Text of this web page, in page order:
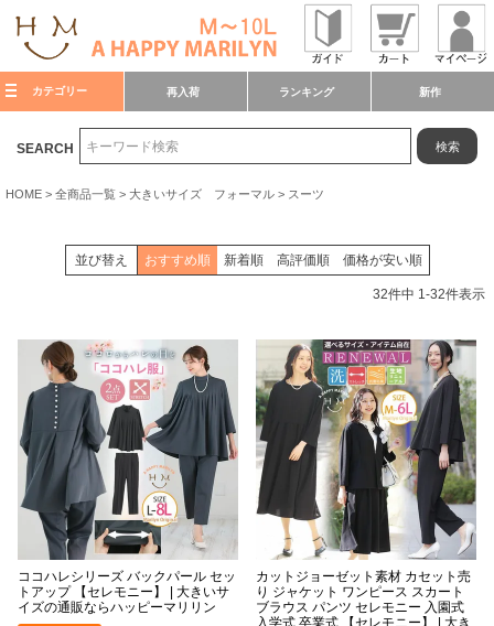
カテゴリー 再入荷 ランキング 新作
SEARCH 検索
HOME 全商品一覧 大きいサイズ フォーマル スーツ
並び替え おすすめ順 新着順 高評価順 価格が安い順
32件中 1-32件表示
ココハレシリーズ バックパール セッ
トアップ 【セレモニー】 | 大きいサ
イズの通販ならハッピーマリリン
カットジョーゼット素材 カセット売
り ジャケット ワンピース スカート
ブラウス パンツ セレモニー 入園式
入学式 卒業式 【セレモニー】 | 大き